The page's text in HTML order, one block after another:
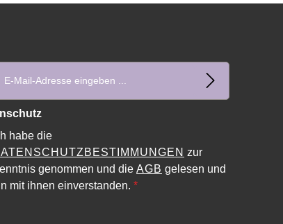
habe die
zur
genommen und die AGB gelesen und
mit ihnen einverstanden. *